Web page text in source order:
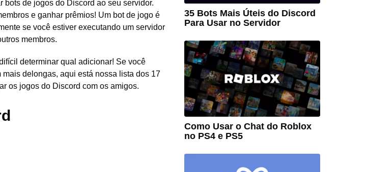
bots de jogos do Discord ao seu servidor.
e ganhar prêmios! Um bot de jogo é
se você estiver executando um servidor
membros.
determinar qual adicionar! Se você
delongas, aqui está nossa lista dos 17
os jogos do Discord com os amigos.
35 Bots Mais Úteis do Discord
Para Usar no Servidor
Como Usar o Chat do Roblox
no PS4 e PS5